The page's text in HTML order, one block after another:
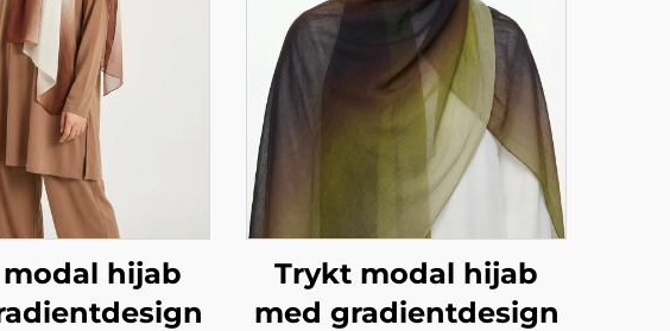
hijab
Trykt modal hijab
med gradientdesign